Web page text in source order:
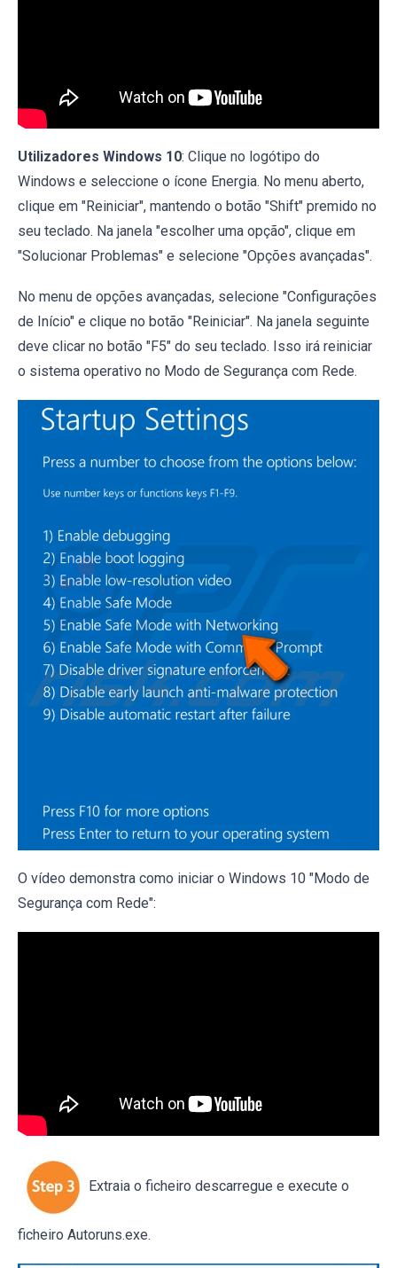
Utilizadores Windows 10: Clique no logótipo do
Windows e seleccione o ícone Energia. No menu aberto,
clique em "Reiniciar", mantendo o botão "Shift" premido no
seu teclado. Na janela "escolher uma opção", clique em
"Solucionar Problemas" e selecione "Opções avançadas".
No menu de opções avançadas, selecione "Configurações
de Início" e clique no botão "Reiniciar". Na janela seguinte
deve clicar no botão "F5" do seu teclado. Isso irá reiniciar
o sistema operativo no Modo de Segurança com Rede.
O vídeo demonstra como iniciar o Windows 10 "Modo de
Segurança com Rede":
Extraia o ficheiro descarregue e execute o
ficheiro Autoruns.exe.